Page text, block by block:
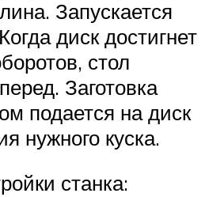
Запускается
диск достигнет
стол
Заготовка
подается на диск
нужного куска.
станка: